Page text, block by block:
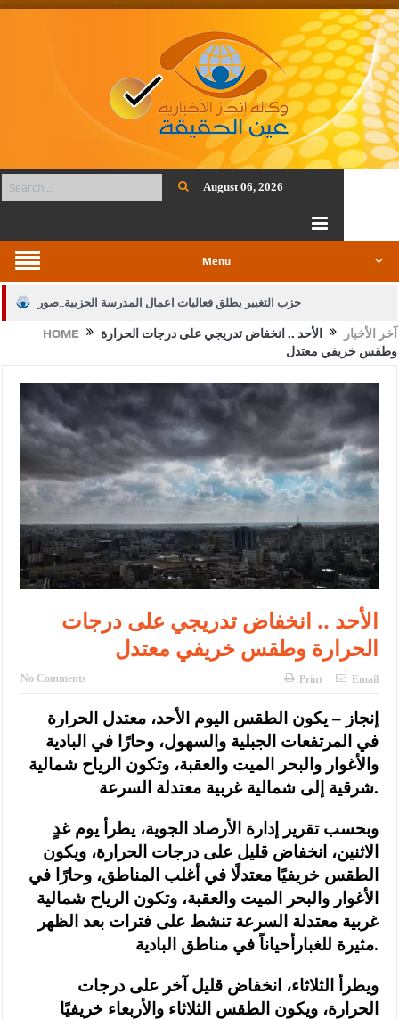
August 06, 2026
Menu
حزب التغيير يطلق فعاليات اعمال المدرسة الحزبية..صور
الجيش يفتح باب التجنيد لحملة البكالوريوس في الحقوق والقانون
الإسلامية والمسيحية
الأمن يتلف 16 مليون حبة كبتاجون و1480 كغم مواد مخدرة
النواب يقر مشروع تعديل قانون الملكية العقارية
القاضي يلتقي رؤساء تحرير الصحف اليومية ويؤكد حرص مجلس النواب
على شراكة فاعلة مع الإعلام
دعوة المكلفين بخدمة العلم (الدفعة الثالثة) إلى مراجعة منصة خدمة
الملك يلتقي مجموعة من رفاق السلاح
الملك يتلقى اتصالا هاتفيا من العاهل البحريني
القاضي محمود أحمد فريحات.. مبارك ومزيدا من التوفيق
HOME آخر الأخبار
الأحد .. انخفاض تدريجي على درجات الحرارة
وطقس خريفي معتدل
الأحد .. انخفاض تدريجي على درجات
الحرارة وطقس خريفي معتدل
No Comments Print Email
إنجاز – يكون الطقس اليوم الأحد، معتدل الحرارة
في المرتفعات الجبلية والسهول، وحارًا في البادية
والأغوار والبحر الميت والعقبة، وتكون الرياح شمالية
شرقية إلى شمالية غربية معتدلة السرعة.
وبحسب تقرير إدارة الأرصاد الجوية، يطرأ يوم غدٍ
الاثنين، انخفاض قليل على درجات الحرارة، ويكون
الطقس خريفيًا معتدلًا في أغلب المناطق، وحارًا في
الأغوار والبحر الميت والعقبة، وتكون الرياح شمالية
غربية معتدلة السرعة تنشط على فترات بعد الظهر
مثيرة للغبارأحياناً في مناطق البادية.
ويطرأ الثلاثاء، انخفاض قليل آخر على درجات
الحرارة، ويكون الطقس الثلاثاء والأربعاء خريفيًا